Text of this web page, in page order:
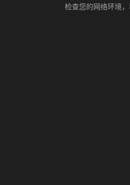
检查您的网络环境，